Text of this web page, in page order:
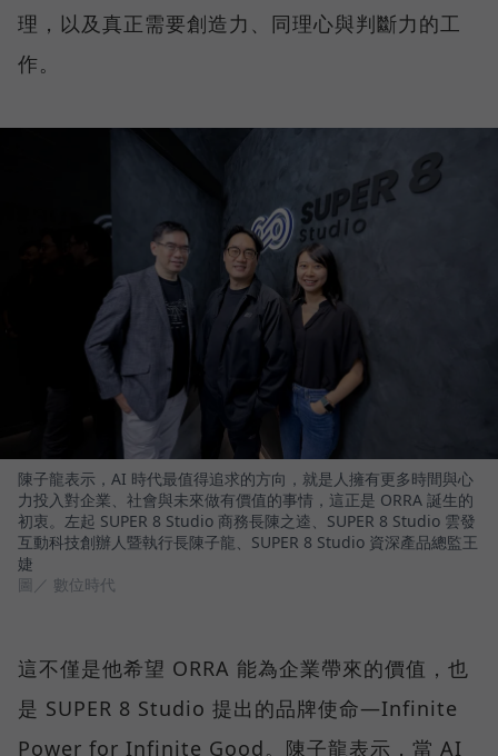
理，以及真正需要創造力、同理心與判斷力的工
作。
陳子龍表示，AI 時代最值得追求的方向，就是人擁有更多時間與心
力投入對企業、社會與未來做有價值的事情，這正是 ORRA 誕生的
初衷。左起 SUPER 8 Studio 商務長陳之逵、SUPER 8 Studio 雲發
互動科技創辦人暨執行長陳子龍、SUPER 8 Studio 資深產品總監王
婕
圖／ 數位時代
這不僅是他希望 ORRA 能為企業帶來的價值，也
是 SUPER 8 Studio 提出的品牌使命—Infinite
Power for Infinite Good。陳子龍表示，當 AI